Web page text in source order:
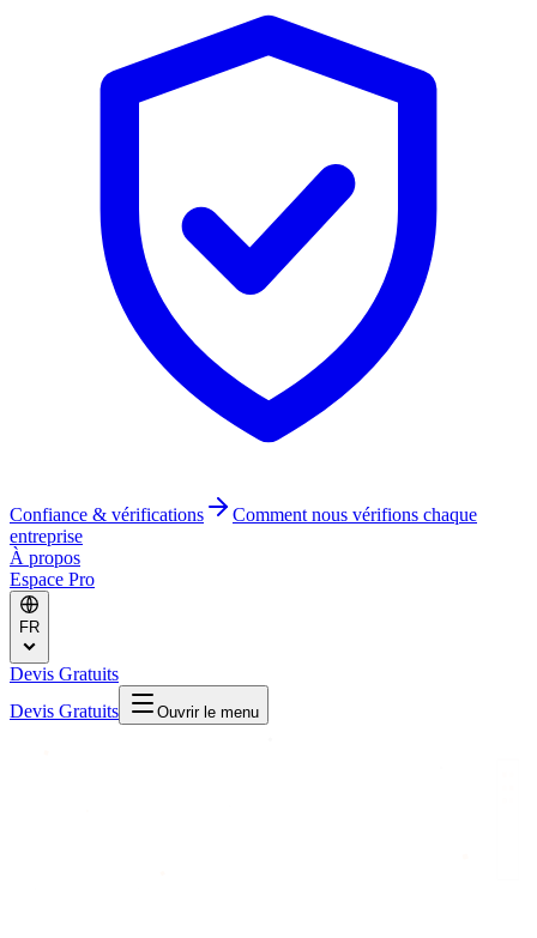
Confiance & vérifications
Comment nous vérifions chaque
entreprise
À propos
Espace Pro
FR
Devis Gratuits
Devis Gratuits
Ouvrir le menu